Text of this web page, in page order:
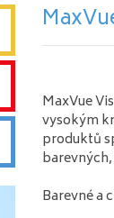
MaxVue
vysokým
produktů
Barevné a